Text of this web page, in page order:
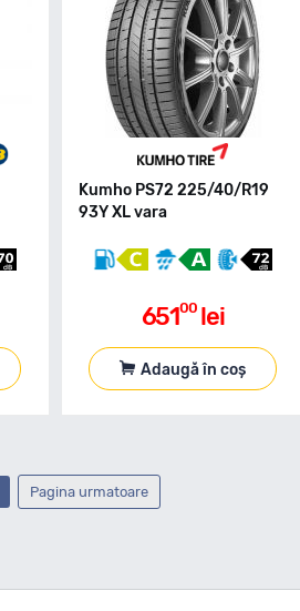
Kumho PS72 225/40/R19
93Y XL vara
65100 lei
Adaugă în coș
Pagina urmatoare